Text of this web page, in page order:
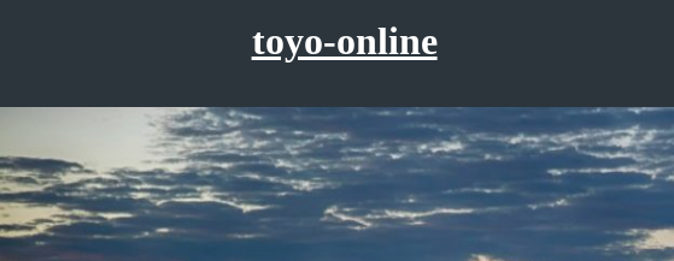
へ
ス
キ
ッ
toyo-online